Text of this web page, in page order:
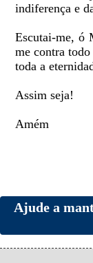
indiferença e
Escutai-me, ó
me contra
toda a
Assim seja!
Amém
Ajude a